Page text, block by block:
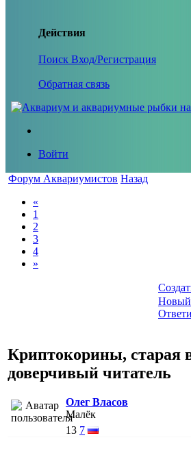
Действия
Поиск Вход/Регистрация
Обратная связь
Войти
Форум Аквариумистов Назад
«
1
2
3
4
»
Криптокорины, старая
доверчивый читатель
Олег Власов
Малёк
13 7